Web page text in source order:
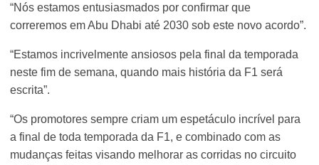
“Nós estamos entusiasmados por confirmar que
correremos em Abu Dhabi até 2030 sob este novo acordo”.
“Estamos incrivelmente ansiosos pela final da temporada
neste fim de semana, quando mais história da F1 será
escrita”.
“Os promotores sempre criam um espetáculo incrível para
a final de toda temporada da F1, e combinado com as
mudanças feitas visando melhorar as corridas no circuito